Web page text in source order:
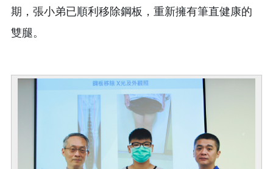
期，張小弟已順利移除鋼板，重新擁有筆直健康的
雙腿。